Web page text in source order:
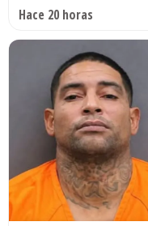
Hace 20 horas